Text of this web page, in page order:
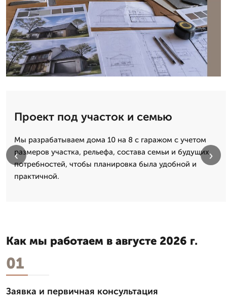
Проект под участок и семью
Мы разрабатываем дома 10 на 8 с гаражом с учетом
размеров участка, рельефа, состава семьи и будущих
потребностей, чтобы планировка была удобной и
практичной.
‹ ›
Как мы работаем в августе 2026 г.
01
Заявка и первичная консультация